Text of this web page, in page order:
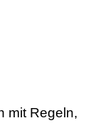
mit Regeln,